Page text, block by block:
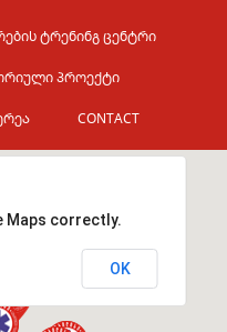
ტრენინგ ცენტრი
პროექტი
CONTACT
Maps correctly.
OK